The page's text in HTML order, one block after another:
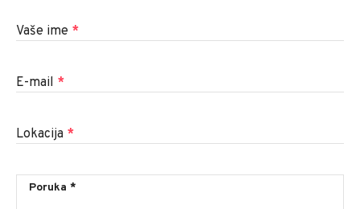
Vaše ime *
E-mail *
Lokacija *